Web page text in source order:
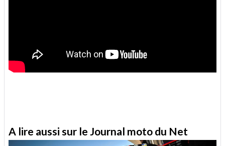
A lire aussi sur le Journal moto du Net